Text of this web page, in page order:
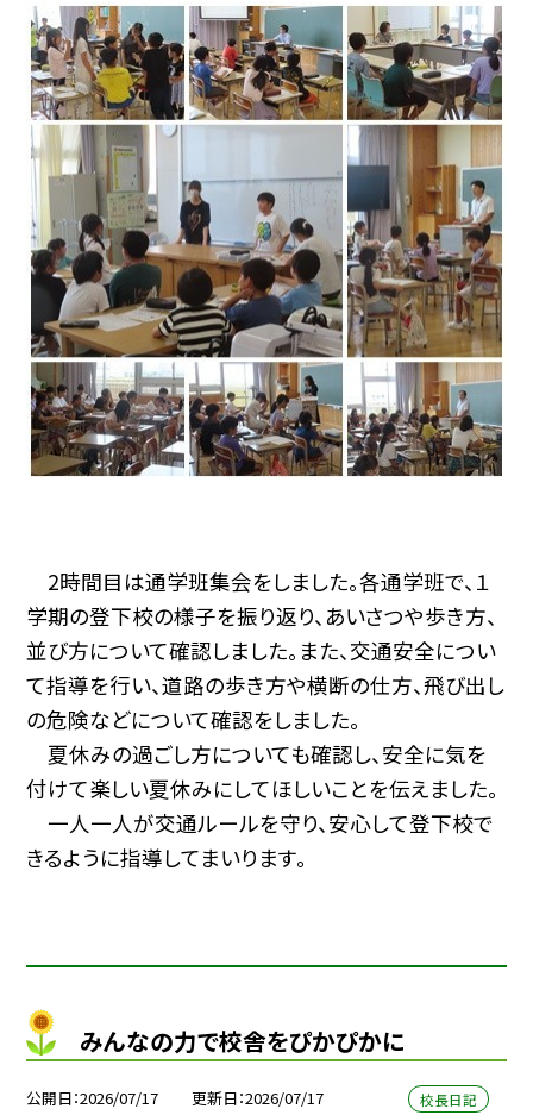
2時間目は通学班集会をしました。各通学班で、１
学期の登下校の様子を振り返り、あいさつや歩き方、
並び方について確認しました。また、交通安全につい
て指導を行い、道路の歩き方や横断の仕方、飛び出し
の危険などについて確認をしました。
夏休みの過ごし方についても確認し、安全に気を
付けて楽しい夏休みにしてほしいことを伝えました。
一人一人が交通ルールを守り、安心して登下校で
きるように指導してまいります。
みんなの力で校舎をぴかぴかに
公開日 2026/07/17 更新日 2026/07/17 校長日記